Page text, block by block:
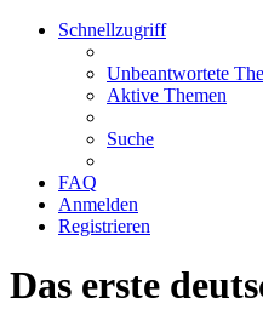
Schnellzugriff
Unbeantwortete
Aktive Themen
Suche
FAQ
Anmelden
Registrieren
Das erste